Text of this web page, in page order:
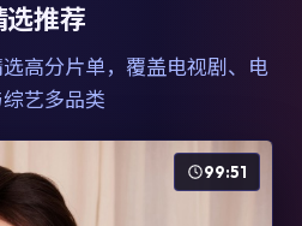
选推荐
高分片单，覆盖电视剧、电
艺多品类
99:51